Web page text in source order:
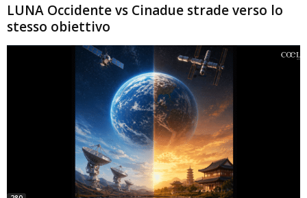
LUNA Occidente vs Cinadue strade verso lo
stesso obiettivo